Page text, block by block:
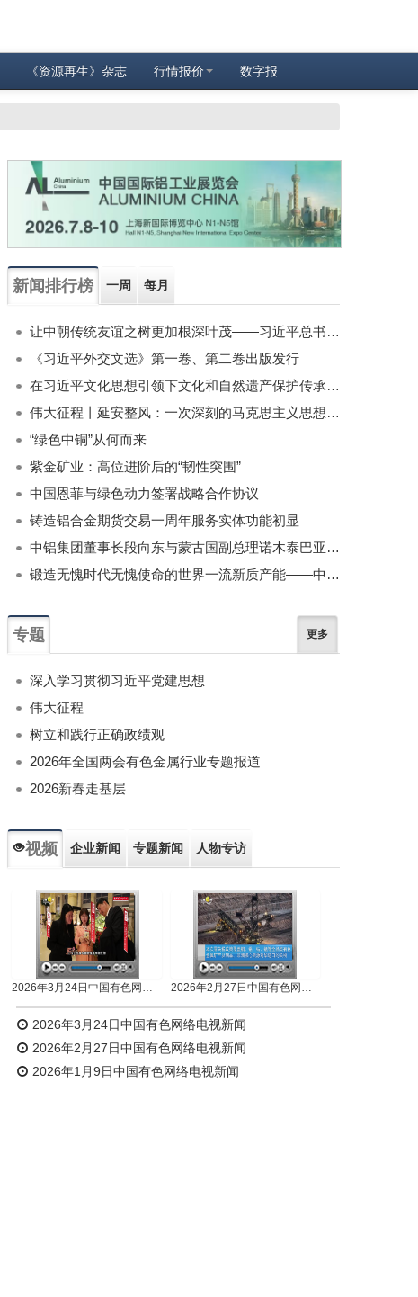
《资源再生》杂志 行情报价 数字报
新闻排行榜 一周 每月
让中朝传统友谊之树更加根深叶茂——习近平总书记对朝鲜进行国事访问纪实
《习近平外交文选》第一卷、第二卷出版发行
在习近平文化思想引领下文化和自然遗产保护传承利用工作开创新局面
伟大征程丨延安整风：一次深刻的马克思主义思想教育运动
“绿色中铜”从何而来
紫金矿业：高位进阶后的“韧性突围”
中国恩菲与绿色动力签署战略合作协议
铸造铝合金期货交易一周年服务实体功能初显
中铝集团董事长段向东与蒙古国副总理诺木泰巴亚尔举行会谈
锻造无愧时代无愧使命的世界一流新质产能——中国有色金属工业的战略应对与破局之道（二）
专题 更多
深入学习贯彻习近平党建思想
伟大征程
树立和践行正确政绩观
2026年全国两会有色金属行业专题报道
2026新春走基层
视频 企业新闻 专题新闻 人物专访
2026年3月24日中国有色网络电视新闻 2026年2月27日中国有色网络电视新闻
2026年3月24日中国有色网络电视新闻
2026年2月27日中国有色网络电视新闻
2026年1月9日中国有色网络电视新闻